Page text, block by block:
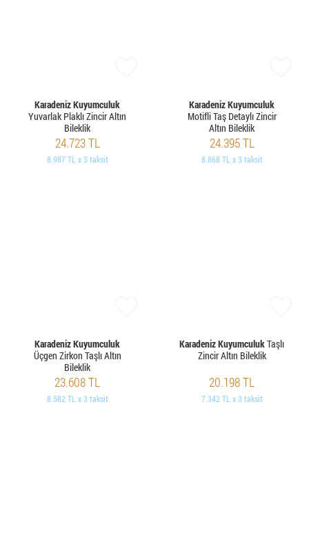
Karadeniz Kuyumculuk
Yuvarlak Plaklı Zincir Altın
Bileklik
24.723 TL
8.987 TL x 3 taksit
Karadeniz Kuyumculuk
Motifli Taş Detaylı Zincir
Altın Bileklik
24.395 TL
8.868 TL x 3 taksit
Karadeniz Kuyumculuk
Üçgen Zirkon Taşlı Altın
Bileklik
23.608 TL
8.582 TL x 3 taksit
Karadeniz KuyumculukTaşlı
Zincir Altın Bileklik
20.198 TL
7.342 TL x 3 taksit